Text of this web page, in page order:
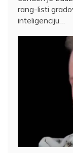
rang-listi
inteligenciju…